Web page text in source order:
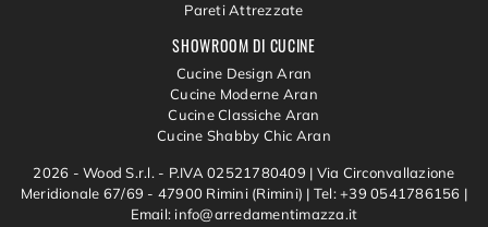
SHOWROOM DI CUCINE
Cucine Design Aran
Cucine Moderne Aran
Cucine Classiche Aran
Cucine Shabby Chic Aran
Pareti Attrezzate
2026 - Wood S.r.l. - P.IVA 02521780409 | Via Circonvallazione
Meridionale 67/69 - 47900 Rimini (Rimini) | Tel: +39 0541786156 |
Email: info@arredamentimazza.it